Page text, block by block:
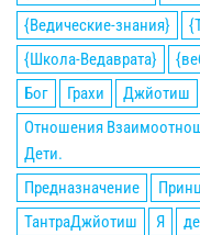
{Ведические-знания}
{Школа-Ведаврата}
Бог
Грахи Джйотиш
Отношения
Дети.
Предназначение
ТантраДжйотиш
Я